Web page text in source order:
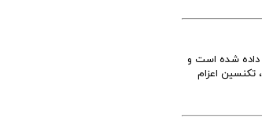
داده شده است و
اعزام